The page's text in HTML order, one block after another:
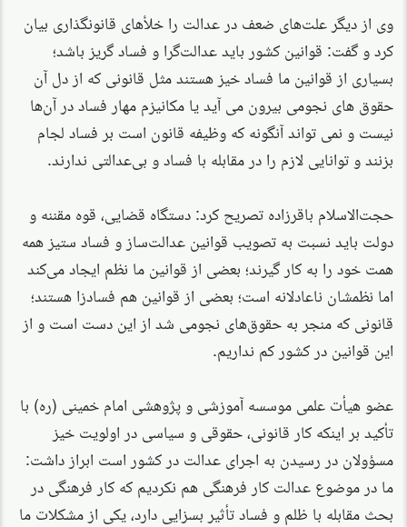
وی از دیگر علت‌های ضعف در عدالت را خلأ‌های قانونگذاری بیان
کرد و گفت: قوانین کشور باید عدالت‌گرا و فساد گریز باشد؛
بسیاری از قوانین ما فساد خیز هستند مثل قانونی که از دل آن
حقوق های نجومی بیرون می آید یا مکانیزم مهار فساد در آن‌ها
نیست و نمی تواند آنگونه که وظیفه قانون است بر فساد لجام
بزنند و توانایی لازم را در مقابله با فساد و بی‌عدالتی ندارند.
حجت‌الاسلام باقرزاده تصریح کرد: دستگاه قضایی، قوه مقننه و
دولت باید نسبت به تصویب قوانین عدالت‌ساز و فساد ستیز همه
همت خود را به کار گیرند؛ بعضی از قوانین ما نظم ایجاد می‌کند
اما نظمشان نا‌عادلانه است؛ بعضی از قوانین هم فسادزا هستند؛
قانونی که منجر به حقوق‌های نجومی شد از این دست است و از
این قوانین در کشور کم نداریم.
عضو هیأت علمی موسسه آموزشی و پژوهشی امام خمینی (ره) با
تأکید بر اینکه کار قانونی، حقوقی و سیاسی در اولویت خیز
مسؤولان در رسیدن به اجرای عدالت در کشور است ابراز داشت:
ما در موضوع عدالت کار فرهنگی هم نکردیم که کار فرهنگی در
بحث مقابله با ظلم و فساد تأثیر بسزایی دارد، یکی از مشکلات ما